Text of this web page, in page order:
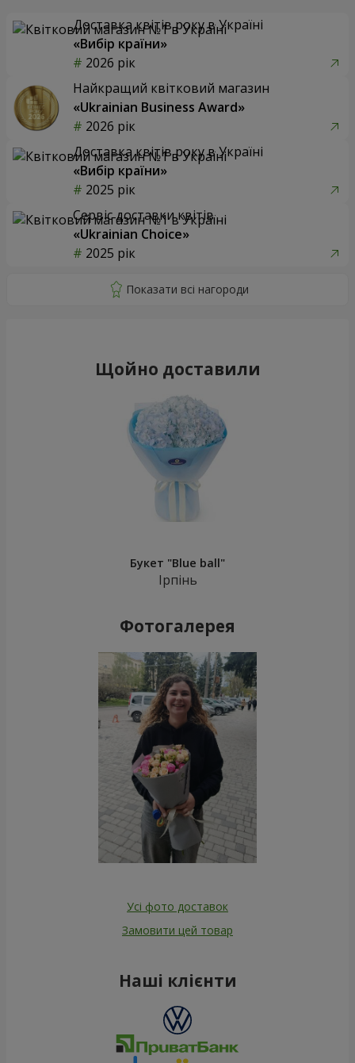
Доставка квітів року в Україні
«Вибір країни»
2026 рік
Найкращий квітковий магазин
«Ukrainian Business Award»
2026 рік
Доставка квітів року в Україні
«Вибір країни»
2025 рік
Сервіс доставки квітів
«Ukrainian Choice»
2025 рік
Щойно доставили
Букет "Blue ball"
Ірпінь
Фотогалерея
Усі фото доставок
Замовити цей товар
Наші клієнти